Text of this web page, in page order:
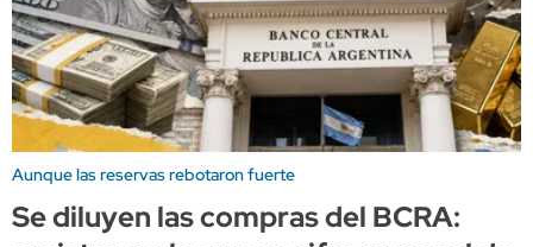
Aunque las reservas rebotaron fuerte
Se diluyen las compras del BCRA: